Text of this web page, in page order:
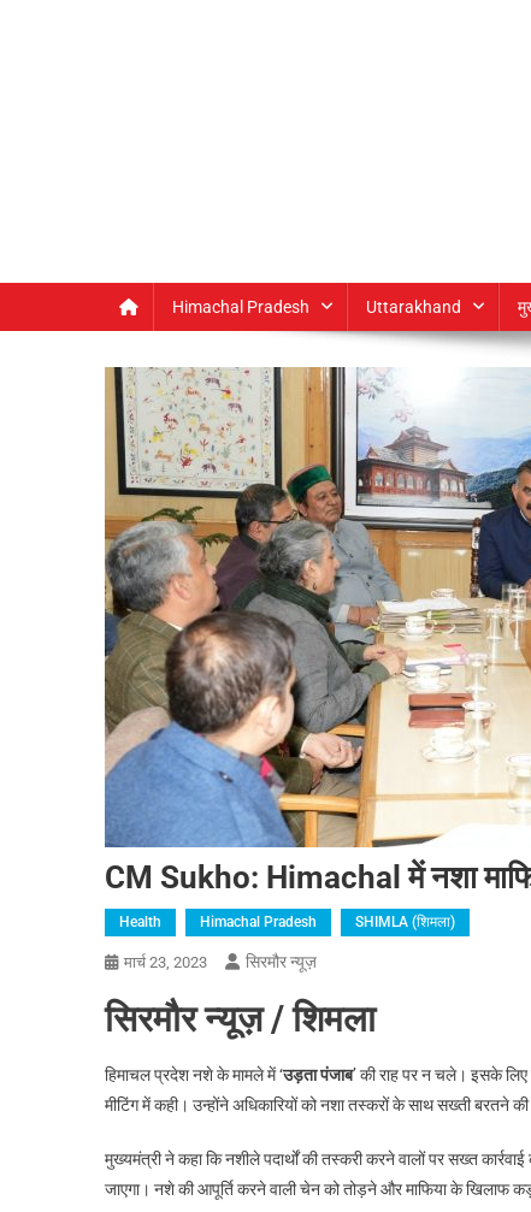
Himachal Pradesh Uttarakhand
CM Sukho: Himachal में नशा
Health Himachal Pradesh SHIMLA (शिमला)
मार्च 23, 2023 सिरमौर न्यूज़
सिरमौर न्यूज़ / शिमला
हिमाचल प्रदेश नशे के मामले में ‘उड़ता पंजाब’ की राह पर न चले। इसके
मीटिंग में कही। उन्होंने अधिकारियों को नशा तस्करों के साथ सख्ती बरतने की
मुख्यमंत्री ने कहा कि नशीले पदार्थों की तस्करी करने वालों पर सख्त
जाएगा। नशे की आपूर्ति करने वाली चेन को तोड़ने और माफिया के खिलाफ